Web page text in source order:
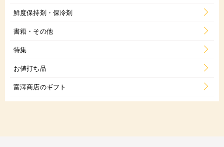
鮮度保持剤・保冷剤
書籍・その他
特集
お値打ち品
富澤商店のギフト